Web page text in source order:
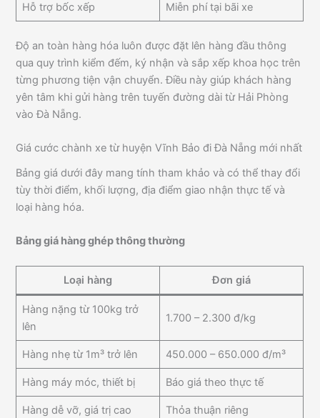
Hỗ trợ bốc xếp Miễn phí tại bãi xe
Độ an toàn hàng hóa luôn được đặt lên hàng đầu thông
qua quy trình kiểm đếm, ký nhận và sắp xếp khoa học trên
từng phương tiện vận chuyển. Điều này giúp khách hàng
yên tâm khi gửi hàng trên tuyến đường dài từ Hải Phòng
vào Đà Nẵng.
Giá cước chành xe từ huyện Vĩnh Bảo đi Đà Nẵng mới nhất
Bảng giá dưới đây mang tính tham khảo và có thể thay đổi
tùy thời điểm, khối lượng, địa điểm giao nhận thực tế và
loại hàng hóa.
Bảng giá hàng ghép thông thường
Loại hàng Đơn giá
Hàng nặng từ 100kg trở
lên
1.700 – 2.300 đ/kg
Hàng nhẹ từ 1m³ trở lên 450.000 – 650.000 đ/m³
Hàng máy móc, thiết bị Báo giá theo thực tế
Hàng dễ vỡ, giá trị cao Thỏa thuận riêng